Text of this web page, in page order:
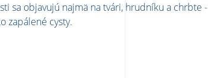
sa objavujú najmä na tvári, hrudníku a chrbte -
zapálené cysty.